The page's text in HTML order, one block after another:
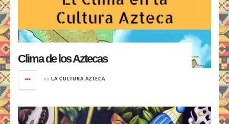
Clima de los Aztecas
en LA CULTURA AZTECA